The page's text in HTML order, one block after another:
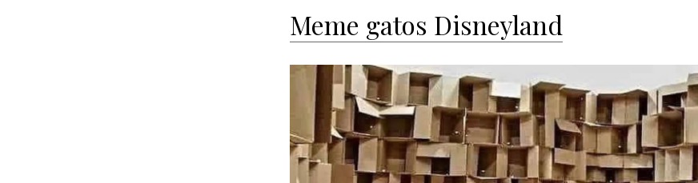
Meme gatos Disneyland